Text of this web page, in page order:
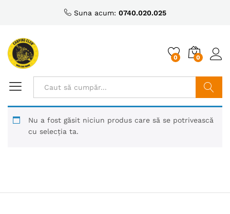
Suna acum: 0740.020.025
0 0
Caută
Nu a fost găsit niciun produs care să se potrivească
cu selecția ta.